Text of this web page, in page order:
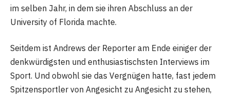
im selben Jahr, in dem sie ihren Abschluss an der
University of Florida machte.
Seitdem ist Andrews der Reporter am Ende einiger der
denkwürdigsten und enthusiastischsten Interviews im
Sport. Und obwohl sie das Vergnügen hatte, fast jedem
Spitzensportler von Angesicht zu Angesicht zu stehen,